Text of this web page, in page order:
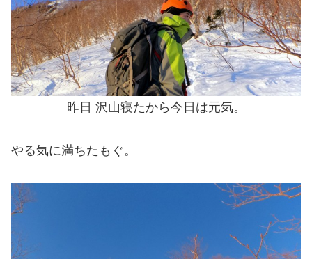
昨日 沢山寝たから今日は元気。
やる気に満ちたもぐ。